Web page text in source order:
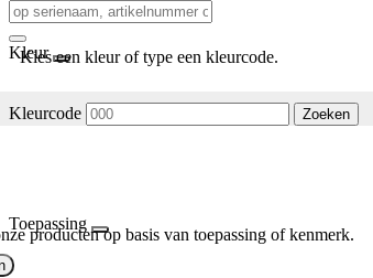
Kleur
Kies een kleur of type een kleurcode.
Kleurcode Zoeken
Toepassing
producten op basis van toepassing of kenmerk.